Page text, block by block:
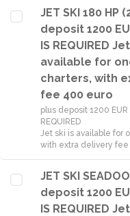
JET SKI 180 HP
deposit 1200
IS REQUIRED
available for
charters, with
fee 400 euro
plus deposit 1200 EUR
REQUIRED
Jet ski is available for
with extra delivery
JET SKI
deposit 1200
IS REQUIRED